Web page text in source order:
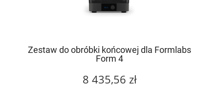
Zestaw do obróbki końcowej dla Formlabs
Form 4
8 435,56 zł